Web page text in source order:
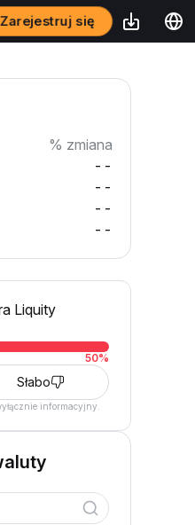
Zarejestruj się
% zmiana
--
--
--
--
Liquity
50%
Słabo
informacyjny.